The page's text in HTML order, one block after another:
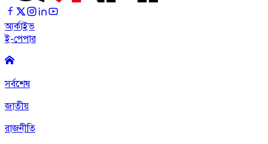
আর্কাইভ
ই-পেপার
সর্বশেষ
জাতীয়
রাজনীতি